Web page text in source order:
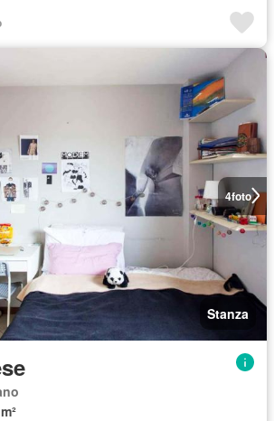
4foto
Stanza